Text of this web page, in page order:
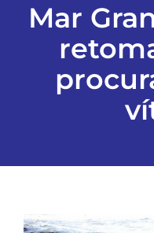
FALE CONOSCO
EDIÇÕES EM PDF
Mar